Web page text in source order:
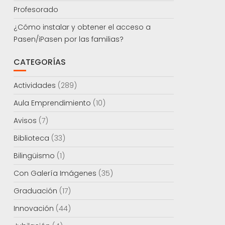
Profesorado
¿Cómo instalar y obtener el acceso a
Pasen/iPasen por las familias?
CATEGORÍAS
Actividades (289)
Aula Emprendimiento (10)
Avisos (7)
Biblioteca (33)
Bilingüismo (1)
Con Galería Imágenes (35)
Graduación (17)
Innovación (44)